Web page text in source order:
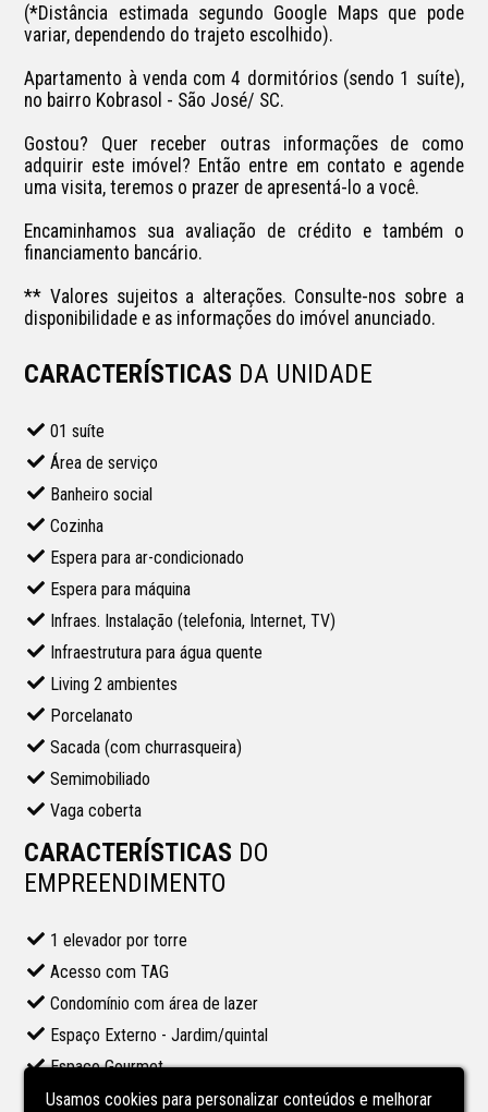
(*Distância estimada segundo Google Maps que pode
variar, dependendo do trajeto escolhido).
Apartamento à venda com 4 dormitórios (sendo 1 suíte),
no bairro Kobrasol - São José/ SC.
Gostou? Quer receber outras informações de como
adquirir este imóvel? Então entre em contato e agende
uma visita, teremos o prazer de apresentá-lo a você.
Encaminhamos sua avaliação de crédito e também o
financiamento bancário.
** Valores sujeitos a alterações. Consulte-nos sobre a
disponibilidade e as informações do imóvel anunciado.
CARACTERÍSTICAS DA UNIDADE
01 suíte
Área de serviço
Banheiro social
Cozinha
Espera para ar-condicionado
Espera para máquina
Infraes. Instalação (telefonia, Internet, TV)
Infraestrutura para água quente
Living 2 ambientes
Porcelanato
Sacada (com churrasqueira)
Semimobiliado
Vaga coberta
CARACTERÍSTICAS DO
EMPREENDIMENTO
1 elevador por torre
Acesso com TAG
Condomínio com área de lazer
Espaço Externo - Jardim/quintal
Espaço Gourmet
Gás central
Usamos cookies para personalizar conteúdos e melhorar